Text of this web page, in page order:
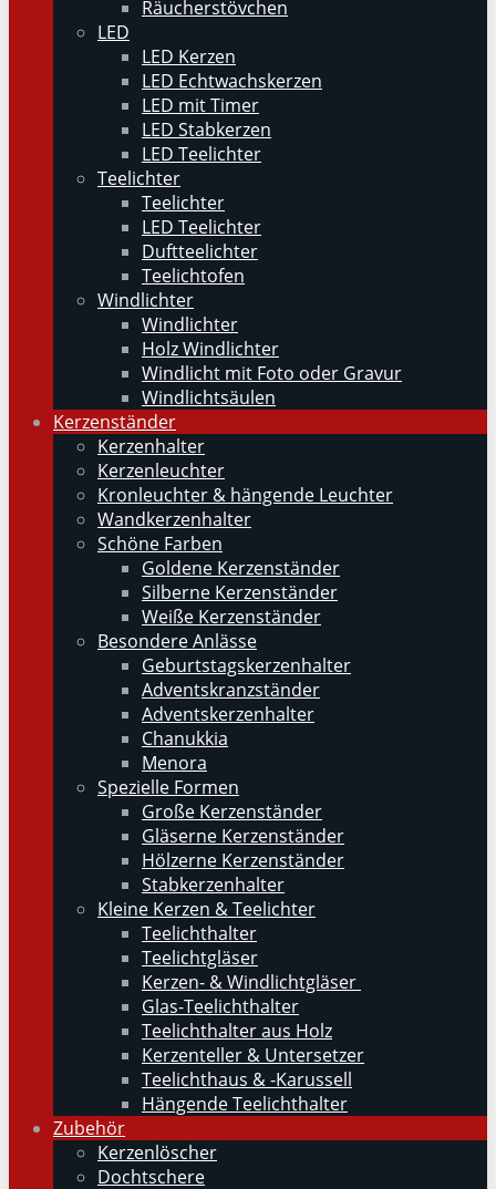
Räucherstövchen
LED
LED Kerzen
LED Echtwachskerzen
LED mit Timer
LED Stabkerzen
LED Teelichter
Teelichter
Teelichter
LED Teelichter
Duftteelichter
Teelichtofen
Windlichter
Windlichter
Holz Windlichter
Windlicht mit Foto oder Gravur
Windlichtsäulen
Kerzenständer
Kerzenhalter
Kerzenleuchter
Kronleuchter & hängende Leuchter
Wandkerzenhalter
Schöne Farben
Goldene Kerzenständer
Silberne Kerzenständer
Weiße Kerzenständer
Besondere Anlässe
Geburtstagskerzenhalter
Adventskranzständer
Adventskerzenhalter
Chanukkia
Menora
Spezielle Formen
Große Kerzenständer
Gläserne Kerzenständer
Hölzerne Kerzenständer
Stabkerzenhalter
Kleine Kerzen & Teelichter
Teelichthalter
Teelichtgläser
Kerzen- & Windlichtgläser
Glas-Teelichthalter
Teelichthalter aus Holz
Kerzenteller & Untersetzer
Teelichthaus & -Karussell
Hängende Teelichthalter
Zubehör
Kerzenlöscher
Dochtschere